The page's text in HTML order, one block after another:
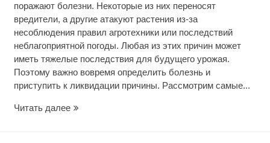
поражают болезни. Некоторые из них переносят
вредители, а другие атакуют растения из-за
несоблюдения правил агротехники или последствий
неблагоприятной погоды. Любая из этих причин может
иметь тяжелые последствия для будущего урожая.
Поэтому важно вовремя определить болезнь и
приступить к ликвидации причины. Рассмотрим самые...
Читать далееБолезни